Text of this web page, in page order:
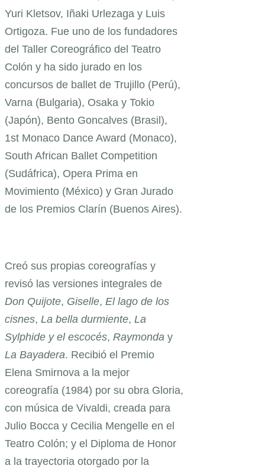
Yuri Kletsov, Iñaki Urlezaga y Luis
Ortigoza. Fue uno de los fundadores
del Taller Coreográfico del Teatro
Colón y ha sido jurado en los
concursos de ballet de Trujillo (Perú),
Varna (Bulgaria), Osaka y Tokio
(Japón), Bento Goncalves (Brasil),
1st Monaco Dance Award (Monaco),
South African Ballet Competition
(Sudáfrica), Opera Prima en
Movimiento (México) y Gran Jurado
de los Premios Clarín (Buenos Aires).
Creó sus propias coreografías y
revisó las versiones integrales de
Don Quijote, Giselle, El lago de los
cisnes, La bella durmiente, La
Sylphide y el escocés, Raymonda y
La Bayadera. Recibió el Premio
Elena Smirnova a la mejor
coreografía (1984) por su obra Gloria,
con música de Vivaldi, creada para
Julio Bocca y Cecilia Mengelle en el
Teatro Colón; y el Diploma de Honor
a la trayectoria otorgado por la